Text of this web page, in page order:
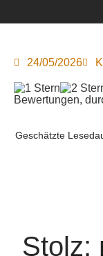
24/05/2026
Bewertungen,
Geschätzte
Stolz: